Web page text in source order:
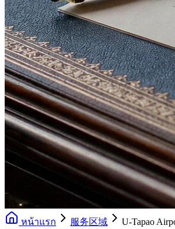
หน้าแรก 服务区域 U-Tapao